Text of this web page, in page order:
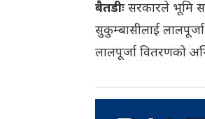
बैतडीःसरकारले भूमि
सुकुम्बासीलाई
लालपूर्जा वितरणको